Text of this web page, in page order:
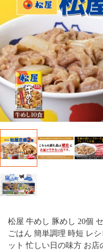
松屋 牛めし 豚めし 20個
ごはん 簡単調理 時短 レ
ット 忙しい日の味方 お